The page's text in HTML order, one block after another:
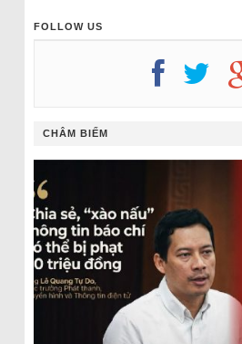
FOLLOW US
CHÂM BIẾM